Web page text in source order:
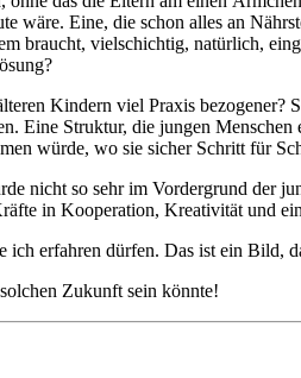
wäre. Eine, die schon alles an
braucht, vielschichtig, natürlich,
Kindern viel Praxis
Eine Struktur, die jungen
würde, wo sie sicher Schritt für
nicht so sehr im Vordergrund der
in Kooperation, Kreativität und
ich erfahren dürfen. Das ist ein Bild,
Zukunft sein könnte!